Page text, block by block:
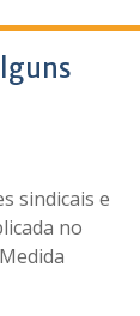
sindicais e
no